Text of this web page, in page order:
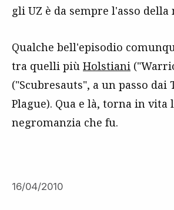
gli UZ è da sempre l'asso della
Qualche bell'episodio
tra quelli più Holstiani
("Scubresauts", a un passo dai
Plague). Qua e là, torna in vita
negromanzia che fu.
16/04/2010